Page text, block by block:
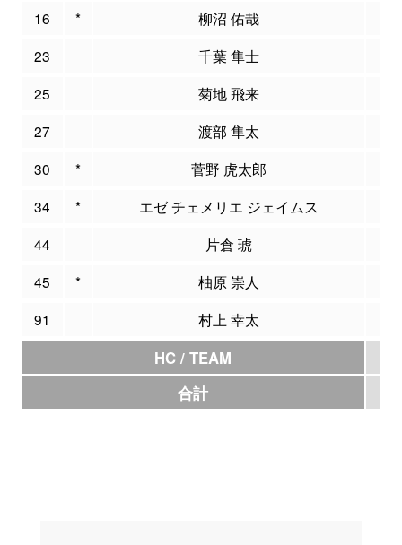
16 * 柳沼 佑哉
23
千葉 隼士
25
菊地 飛来
27
渡部 隼太
30
* 菅野 虎太郎
34
* エゼ チェメリエ ジェイムス
44
片倉 琥
45
* 柚原 崇人
91
村上 幸太
HC / TEAM
合計